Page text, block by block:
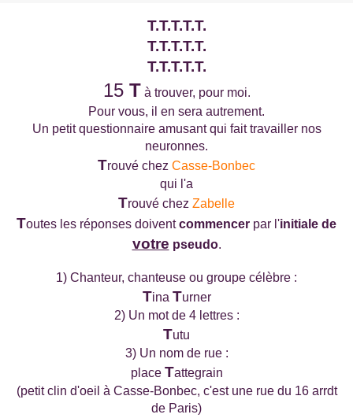
T.T.T.T.T.
T.T.T.T.T.
T.T.T.T.T.
15 T à trouver, pour moi.
Pour vous, il en sera autrement.
Un petit questionnaire amusant qui fait travailler nos
neuronnes.
Trouvé chez Casse-Bonbec
qui l'a
Trouvé chez Zabelle
Toutes les réponses doiventcommencer par l'initiale de
votre pseudo.
1) Chanteur, chanteuse ou groupe célèbre :
Tina Turner
2) Un mot de 4 lettres :
Tutu
3) Un nom de rue :
place Tattegrain
(petit clin d'oeil à Casse-Bonbec, c'est une rue du 16 arrdt
de Paris)